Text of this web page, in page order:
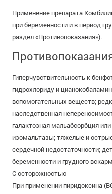
Применение препарата
при беременности и в период
раздел «Противопоказания»).
Гиперчувствительность к
гидрохлориду и
вспомогательных веществ;
наследственная
галактозная мальабсорбция
изомальтазы; тяжелые и
сердечной недостаточности;
беременности и грудного
С осторожностью
При применении пиридоксина